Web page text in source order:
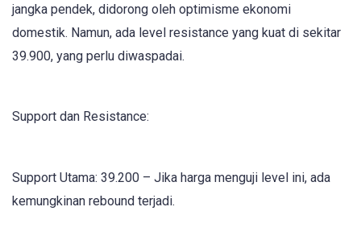
jangka pendek, didorong oleh optimisme ekonomi
domestik. Namun, ada level resistance yang kuat di sekitar
39.900, yang perlu diwaspadai.
Support dan Resistance:
Support Utama: 39.200 – Jika harga menguji level ini, ada
kemungkinan rebound terjadi.